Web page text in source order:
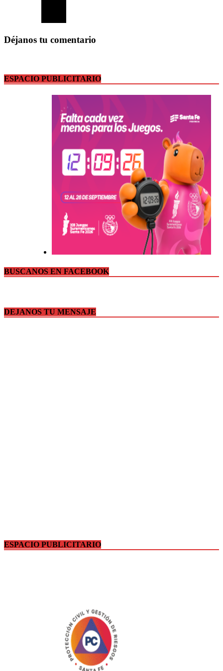
Déjanos tu comentario
ESPACIO PUBLICITARIO
BUSCANOS EN FACEBOOK
DEJANOS TU MENSAJE
ESPACIO PUBLICITARIO